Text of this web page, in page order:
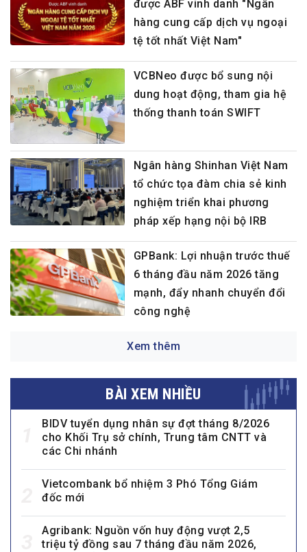
được ABF vinh danh "Ngân
hàng cung cấp dịch vụ ngoại
tệ tốt nhất Việt Nam"
VCBNeo được bổ sung nội
dung hoạt động, tham gia hệ
thống thanh toán SWIFT
Ngân hàng Shinhan Việt Nam
tổ chức tọa đàm chia sẻ kinh
nghiệm triển khai phương
pháp xếp hạng nội bộ IRB
GPBank: Lợi nhuận trước thuế
6 tháng đầu năm 2026 tăng
mạnh, đẩy nhanh chuyển đổi
công nghệ
Xem thêm
BÀI XEM NHIỀU
BIDV tuyển dụng nhân sự đợt tháng 8/2026
cho Khối Trụ sở chính, Trung tâm CNTT và
các Chi nhánh
Vietcombank bổ nhiệm 3 Phó Tổng Giám
đốc mới
Agribank: Nguồn vốn huy động vượt 2,5
triệu tỷ đồng sau 7 tháng đầu năm 2026,